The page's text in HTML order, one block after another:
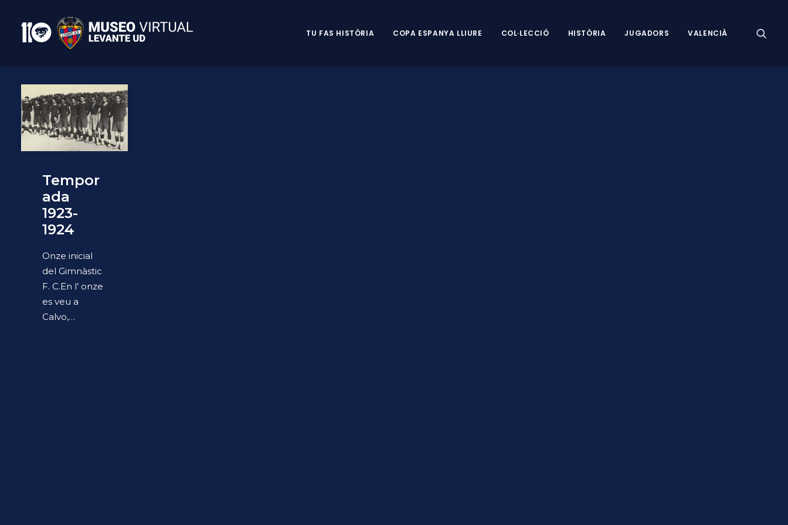
TU FAS HISTÒRIA COPA ESPANYA LLIURE COL·LECCIÓ HISTÒRIA JUGADORS VALENCIÀ
Tempor
ada
1923-
1924
Onze inicial
del Gimnàstic
F. C.En l’ onze
es veu a
Calvo,…